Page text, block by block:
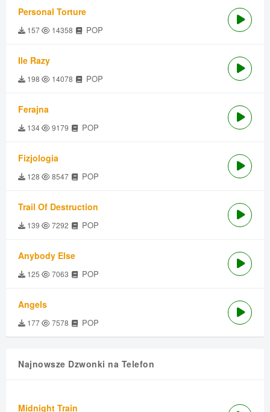
Personal Torture
157 14358 POP
Ile Razy
198 14078 POP
Ferajna
134 9179 POP
Fizjologia
128 8547 POP
Trail Of Destruction
139 7292 POP
Anybody Else
125 7063 POP
Angels
177 7578 POP
Najnowsze Dzwonki na Telefon
Midnight Train